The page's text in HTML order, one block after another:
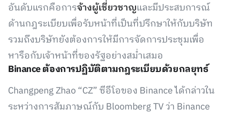
อันดับแรกคือการจ้างผู้เชี่ยวชาญและมีประสบการณ์
ด้านกฎระเบียบเพื่อรับหน้าที่เป็นที่ปรึกษาให้กับบริษัท
รวมถึงบริษัทยังต้องการให้มีการจัดการประชุมเพื่อ
หารือกับเจ้าหน้าที่ของรัฐอย่างสม่ำเสมอ
Binance ต้องการปฏิบัติตามกฎระเบียบด้วยกลยุทธ์
Changpeng Zhao “CZ” ซีอีโอของ Binance ได้กล่าวใน
ระหว่างการสัมภาษณ์กับ Bloomberg TV ว่า Binance